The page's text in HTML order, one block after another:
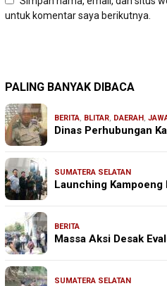
untuk komentar saya berikutnya.
PALING BANYAK DIBACA
BERITA, BLITAR, DAERAH ,
Dinas Perhubungan
SUMATERA SELATAN
Launching Kampoeng
BERITA
Massa Aksi Desak
SUMATERA SELATAN